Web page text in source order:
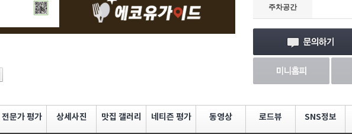
주차공간
전문가 평가 상세사진 맛집 갤러리 네티즌 평가 동영상 로드뷰 SNS정보